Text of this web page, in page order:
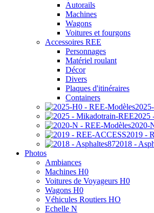
Autorails
Machines
Wagons
Voitures et fourgons
Accessoires REE
Personnages
Matériel roulant
Décor
Divers
Plaques d'itinéraires
Containers
2025
2020-
2019 -
2018 -
Photos
Ambiances
Machines H0
Voitures de Voyageurs H0
Wagons H0
Véhicules Routiers HO
Echelle N